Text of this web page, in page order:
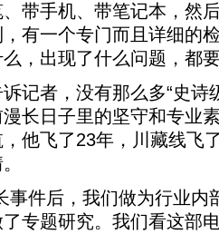
带手机、带笔记本，然
有一个专门而且详细的
，出现了什么问题，都
者，没有那么多“史诗
长日子里的坚守和专业
他飞了23年，川藏线飞
件后，我们做为行业内
了专题研究。我们看这部